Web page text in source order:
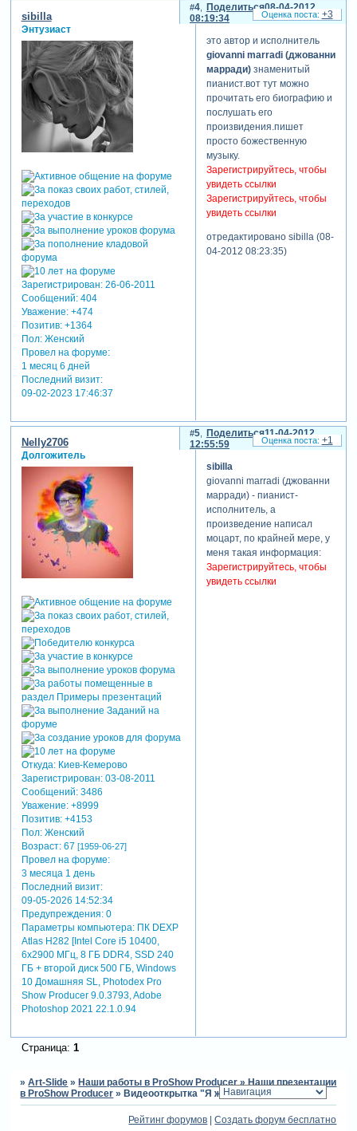
Поделиться
4
08-04-2012
08:19:34
sibilla
Энтузиаст
Зарегистрирован: 26-06-2011
Сообщений:404
Уважение: +474
Позитив: +1364
Пол:Женский
Провел на форуме:
1 месяц 6 дней
Последний визит:
09-02-2023 17:46:37
это автор и исполнитель
giovanni marradi (джованни
марради) знаменитый
пианист.вот тут можно
прочитать его биографию и
послушать его
произвидения.пишет
просто божественную
музыку.
Зарегистрируйтесь, чтобы
увидеть ссылки
Зарегистрируйтесь, чтобы
увидеть ссылки
отредактировано sibilla (08-
04-2012 08:23:35)
+3
Поделиться
5
11-04-2012
12:55:59
Nelly2706
Долгожитель
Откуда:Киев-Кемерово
Зарегистрирован: 03-08-2011
Сообщений:3486
Уважение: +8999
Позитив: +4153
Пол:Женский
Возраст:67 [1959-06-27]
Провел на форуме:
3 месяца 1 день
Последний визит:
09-05-2026 14:52:34
Предупреждения:0
Параметры компьютера:ПК DEXP
Atlas H282 [Intel Core i5 10400,
6x2900 МГц, 8 ГБ DDR4, SSD 240
ГБ + второй диск 500 ГБ, Windows
10 Домашняя SL, Photodex Pro
Show Producer 9.0.3793, Adobe
Photoshop 2021 22.1.0.94
sibilla
giovanni marradi (джованни
марради) - пианист-
исполнитель, а
произведение написал
моцарт, по крайней мере, у
меня такая информация:
Зарегистрируйтесь, чтобы
увидеть ссылки
+1
Страница: 1
»Art-Slide »Наши работы в ProShow Producer »Наши презентации
в ProShow Producer »Видеооткрытка "Я жду весну"
Рейтинг форумов |Создать форум бесплатно